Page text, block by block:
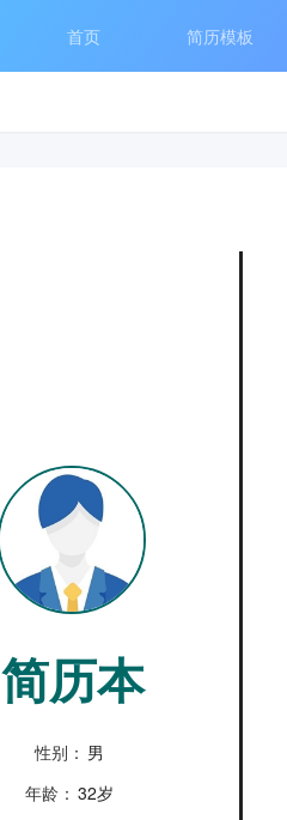
首页 简历模板
简历本
性别： 男
年龄： 32岁